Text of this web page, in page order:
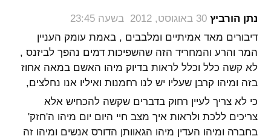
נתן הורביץ ‏30 באוגוסט, 2012 בשעה 23:45
דיבורים מאד אמיתיים ומלבבים , באמת עומק העניין
המר והרע והמחריד הזה שהשפיכות דמים נהפך לביזנס ,
לא קשה כלל וכלל לראות בדיוק מיהו האשם במאה אחוז
בזה ומיהו קרבן שעליו יש לנו רחמנות ואיליו אנו נחלצים,
כי לא צריך לעיין רחוק בדברים שקשה להכחיש אלא
צריכים ללכת ולראות איך מצב חיי היום יום מיהו ה'חזק'
בחברה ומיהו העדין מיהו הגאוותן הדורס אנשים ומיהו זה